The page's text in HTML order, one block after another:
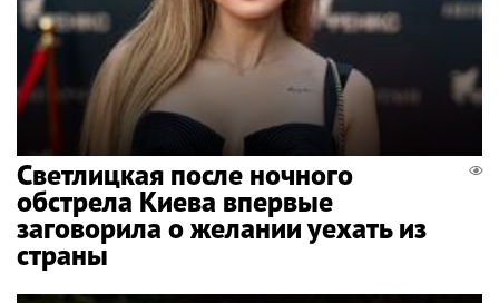
Светлицкая после ночного
обстрела Киева впервые
заговорила о желании уехать из
страны